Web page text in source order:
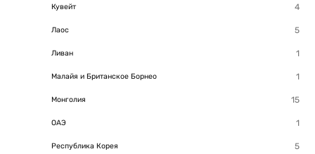
Кувейт
Лаос
Ливан
Малайя и Британское Борнео
Монголия
ОАЭ
Республика Корея